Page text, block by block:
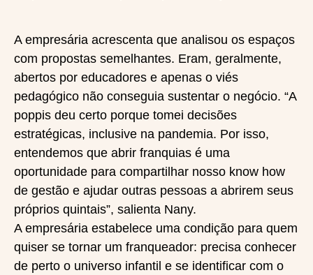
A empresária acrescenta que analisou os espaços
com propostas semelhantes. Eram, geralmente,
abertos por educadores e apenas o viés
pedagógico não conseguia sustentar o negócio. “A
poppis deu certo porque tomei decisões
estratégicas, inclusive na pandemia. Por isso,
entendemos que abrir franquias é uma
oportunidade para compartilhar nosso know how
de gestão e ajudar outras pessoas a abrirem seus
próprios quintais”, salienta Nany.
A empresária estabelece uma condição para quem
quiser se tornar um franqueador: precisa conhecer
de perto o universo infantil e se identificar com o